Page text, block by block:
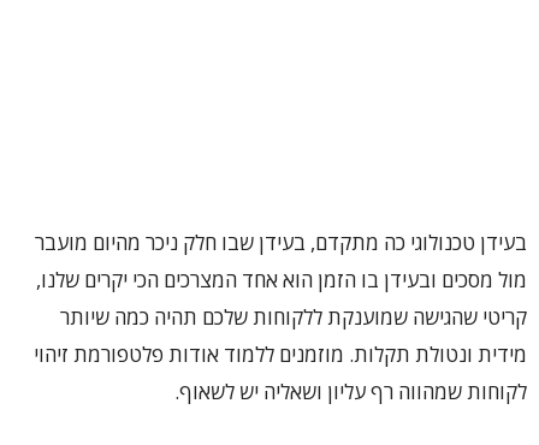
בעידן טכנולוגי כה מתקדם, בעידן שבו חלק ניכר מהיום מועבר
מול מסכים ובעידן בו הזמן הוא אחד המצרכים הכי יקרים שלנו,
קריטי שהגישה שמוענקת ללקוחות שלכם תהיה כמה שיותר
מידית ונטולת תקלות. מוזמנים ללמוד אודות פלטפורמת זיהוי
לקוחות שמהווה רף עליון ושאליה יש לשאוף.